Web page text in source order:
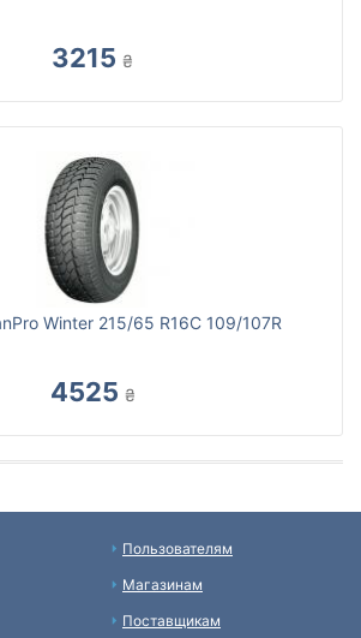
3215 ₴
Winter 215/65 R16C 109/107R
4525 ₴
Пользователям
Магазинам
Поставщикам